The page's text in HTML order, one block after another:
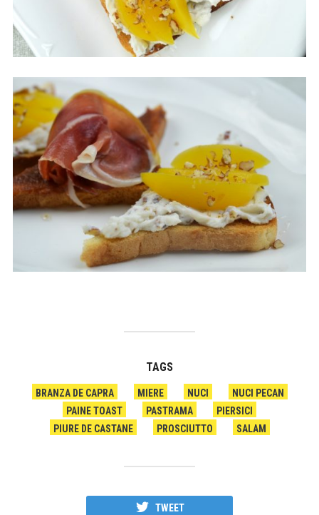
TAGS
BRANZA DE CAPRA MIERE NUCI
NUCI PECAN
PAINE TOAST
PASTRAMA
PIERSICI
PIURE DE CASTANE
PROSCIUTTO SALAM
TWEET